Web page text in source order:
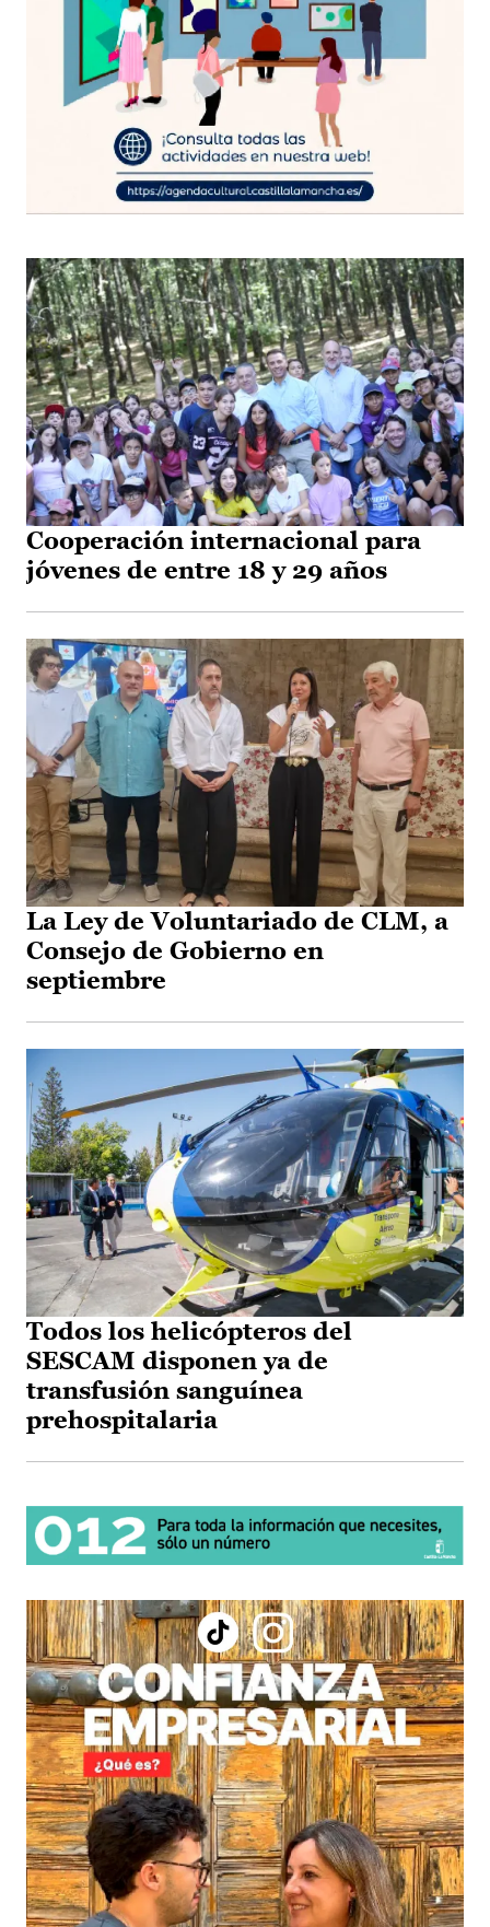
Cooperación internacional para
jóvenes de entre 18 y 29 años
La Ley de Voluntariado de CLM, a
Consejo de Gobierno en
septiembre
Todos los helicópteros del
SESCAM disponen ya de
transfusión sanguínea
prehospitalaria